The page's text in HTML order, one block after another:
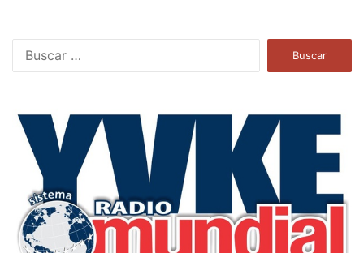
a